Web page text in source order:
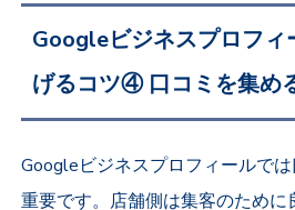
Googleビジネスプロフィ
げるコツ④ 口コミを集め
Googleビジネスプロフィールで
重要です。店舗側は集客のために